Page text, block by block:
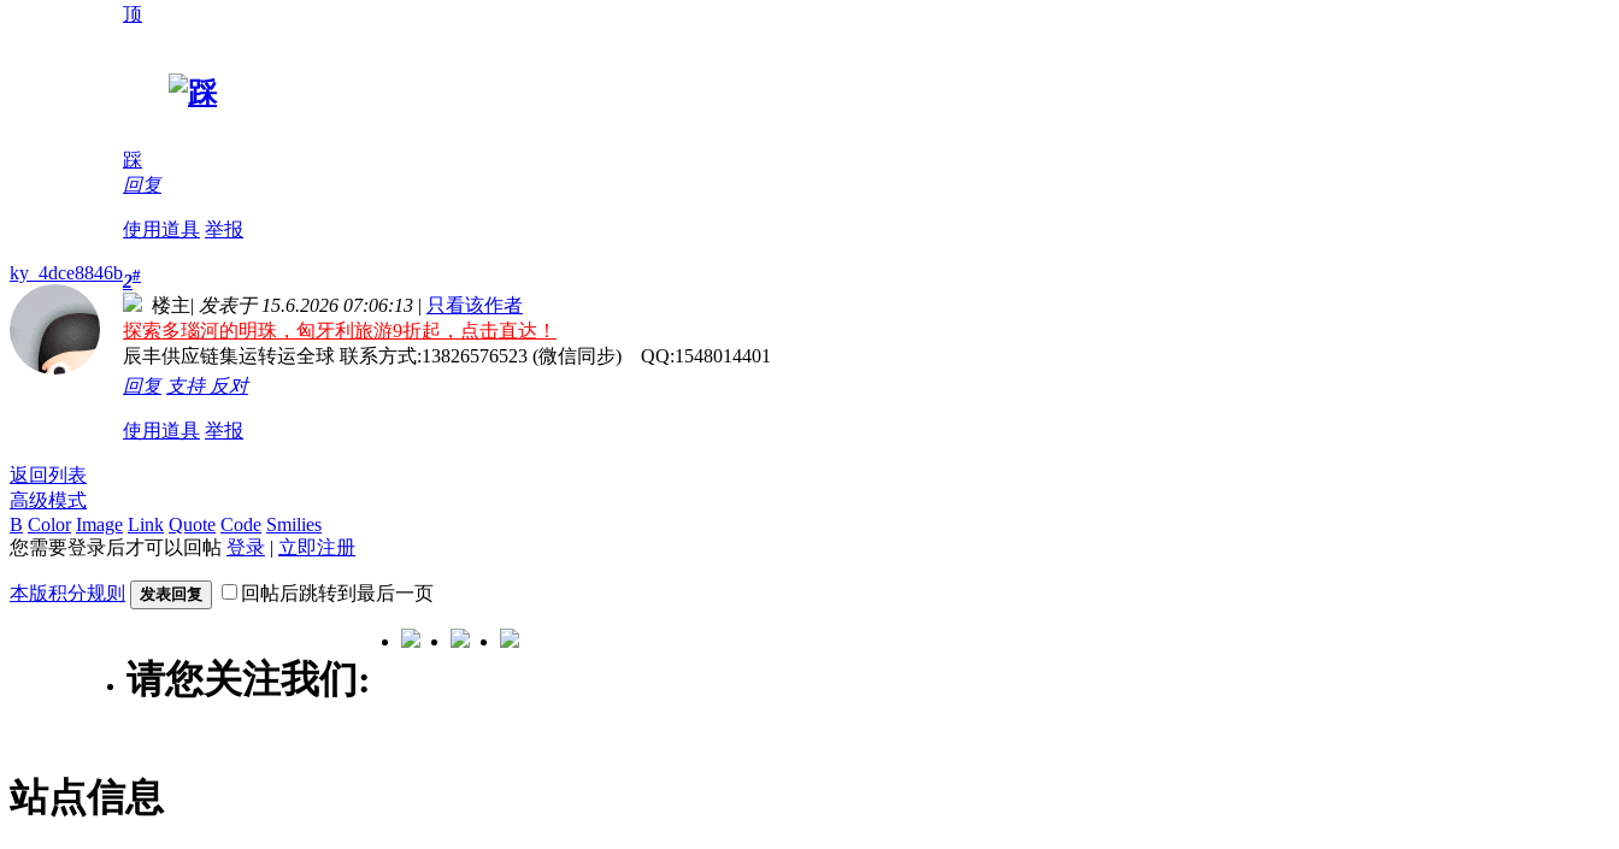
顶
踩
回复
使用道具 举报
ky_4dce8846b2#
楼主| 发表于 15.6.2026 07:06:13 | 只看该作者
探索多瑙河的明珠，匈牙利旅游9折起，点击直达！
辰丰供应链集运转运全球 联系方式:13826576523 (微信同步) QQ:1548014401
回复 支持 反对
使用道具 举报
返回列表
高级模式
B Color Image Link Quote Code Smilies
您需要登录后才可以回帖 登录 | 立即注册
本版积分规则 发表回复 回帖后跳转到最后一页
请您关注我们:
站点信息